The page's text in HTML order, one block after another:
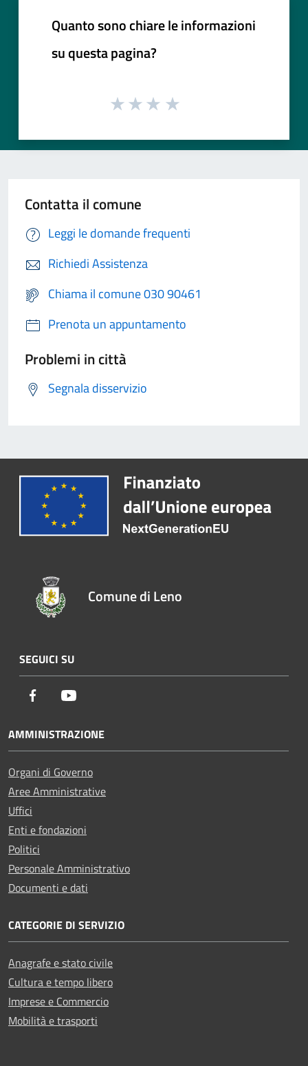
Quanto sono chiare le informazioni
su questa pagina?
Contatta il comune
Leggi le domande frequenti
Richiedi Assistenza
Chiama il comune 030 90461
Prenota un appuntamento
Problemi in città
Segnala disservizio
Comune di Leno
SEGUICI SU
Facebook
AMMINISTRAZIONE
Organi di Governo
Aree Amministrative
Uffici
Enti e fondazioni
Politici
Personale Amministrativo
Documenti e dati
CATEGORIE DI SERVIZIO
Anagrafe e stato civile
Cultura e tempo libero
Imprese e Commercio
Mobilità e trasporti